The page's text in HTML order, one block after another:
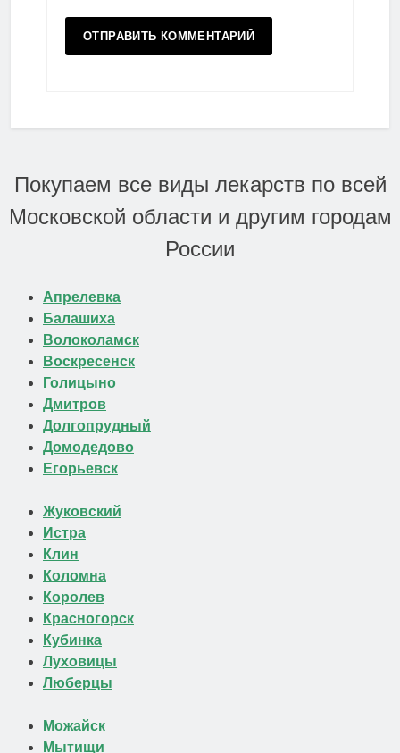
Покупаем все виды лекарств по всей
Московской области и другим городам
России
Апрелевка
Балашиха
Волоколамск
Воскресенск
Голицыно
Дмитров
Долгопрудный
Домодедово
Егорьевск
Жуковский
Истра
Клин
Коломна
Королев
Красногорск
Кубинка
Луховицы
Люберцы
Можайск
Мытищи